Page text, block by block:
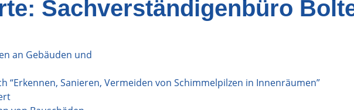
Sachverständigenbüro
an Gebäuden und
“Erkennen, Sanieren, Vermeiden von Schimmelpilzen in Innenräumen”